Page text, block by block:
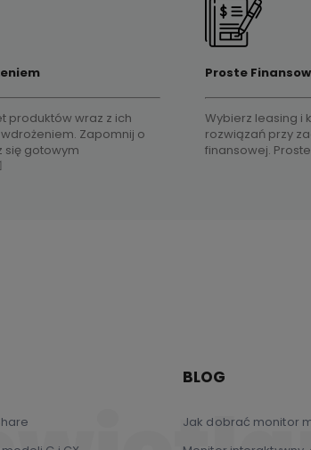
produktów wraz z ich
Zapomnij o
się gotowym
Proste
Wybierz leasing i
rozwiązań przy
finansowej.
BLOG
Jak dobrać monitor